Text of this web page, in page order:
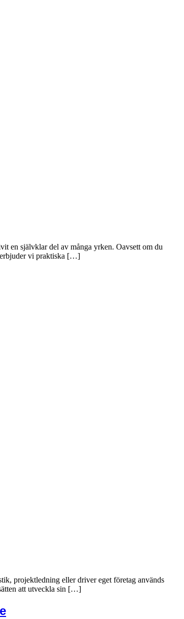
en självklar del av många yrken. Oavsett om du
erbjuder vi praktiska […]
projektledning eller driver eget företag används
att utveckla sin […]